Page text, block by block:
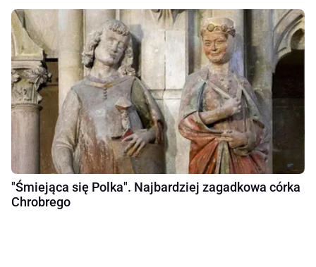
"Śmiejąca się Polka". Najbardziej zagadkowa córka
Chrobrego